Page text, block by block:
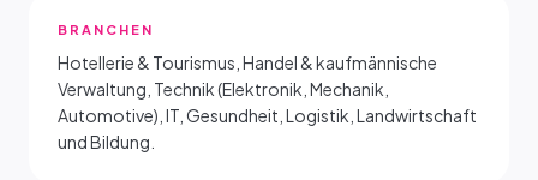
BRANCHEN
Hotellerie & Tourismus, Handel & kaufmännische
Verwaltung, Technik (Elektronik, Mechanik,
Automotive), IT, Gesundheit, Logistik, Landwirtschaft
und Bildung.